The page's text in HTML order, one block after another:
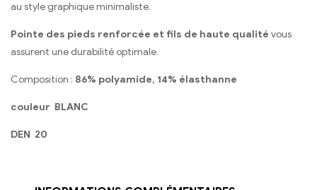
au style graphique minimaliste.
Pointe des pieds renforcée et fils de haute qualité vous
assurent une durabilité optimale.
Composition : 86% polyamide, 14% élasthanne
couleur BLANC
DEN 20